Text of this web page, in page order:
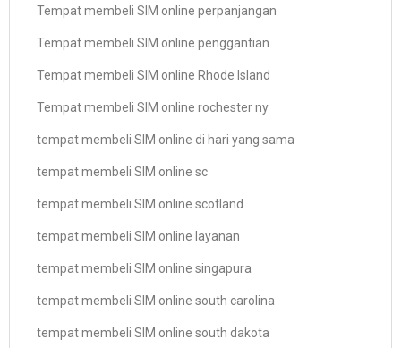
Tempat membeli SIM online perpanjangan
Tempat membeli SIM online penggantian
Tempat membeli SIM online Rhode Island
Tempat membeli SIM online rochester ny
tempat membeli SIM online di hari yang sama
tempat membeli SIM online sc
tempat membeli SIM online scotland
tempat membeli SIM online layanan
tempat membeli SIM online singapura
tempat membeli SIM online south carolina
tempat membeli SIM online south dakota